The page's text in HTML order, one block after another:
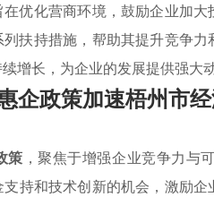
优化营商环境，鼓励企业加
扶持措施，帮助其提升竞争
增长，为企业的发展提供强大
企政策加速梧州市
策 ，聚焦于增强企业竞争力与
支持和技术创新的机会，激励